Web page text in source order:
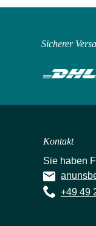
Sicherer
Kontakt
Sie haben
+49 49